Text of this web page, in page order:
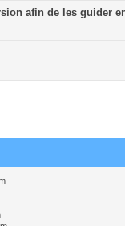
afin de les guider